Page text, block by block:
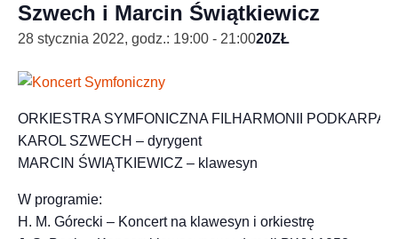
Szwech i Marcin Świątkiewicz
28 stycznia 2022, godz.: 19:00 - 21:0020ZŁ
ORKIESTRA SYMFONICZNA FILHARMONII
KAROL SZWECH – dyrygent
MARCIN ŚWIĄTKIEWICZ – klawesyn
W programie:
H. M. Górecki – Koncert na klawesyn i orkiestrę